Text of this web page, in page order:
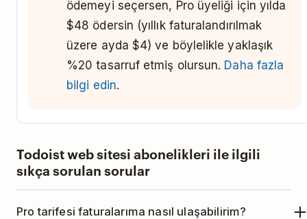
ödemeyi seçersen, Pro üyeliği için yılda
$48 ödersin (yıllık faturalandırılmak
üzere ayda $4) ve böylelikle yaklaşık
%20 tasarruf etmiş olursun. Daha fazla
bilgi edin.
Todoist web sitesi abonelikleri ile ilgili
sıkça sorulan sorular
Pro tarifesi faturalarıma nasıl ulaşabilirim?